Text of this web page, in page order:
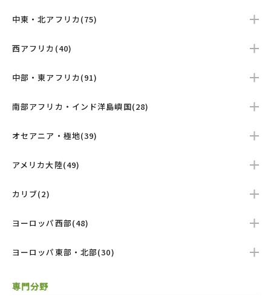
中東・北アフリカ(75)
西アフリカ(40)
中部・東アフリカ(91)
南部アフリカ・インド洋島嶼国(28)
オセアニア・極地(39)
アメリカ大陸(49)
カリブ(2)
ヨーロッパ西部(48)
ヨーロッパ東部・北部(30)
専門分野